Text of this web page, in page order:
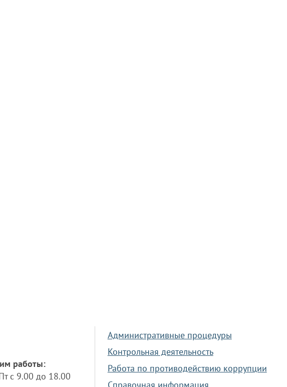
работы:
с 9.00 до 18.00
Административные процедуры
Контрольная деятельность
Работа по противодействию коррупции